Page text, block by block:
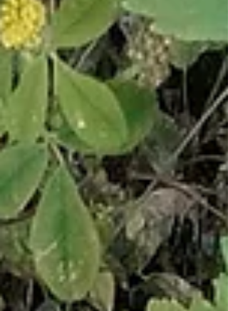
mezelf op deze manier laten zien. Ik ben liever
offline aanwezig. Ik ben liever met andere
dingen bezig. Er is nog steeds mijn YouTube
kanaal waar je o.a. yin yoga lessen